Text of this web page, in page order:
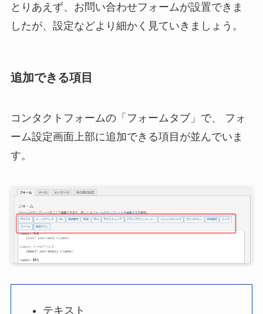
とりあえず、お問い合わせフォームが設置できま
したが、設定などより細かく見ていきましょう。
追加できる項目
コンタクトフォームの「フォームタブ」で、 フォ
ーム設定画面上部に追加できる項目が並んでいま
す。
テキスト